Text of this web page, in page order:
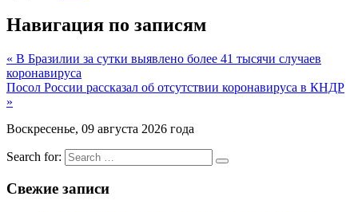
Навигация по записям
« В Бразилии за сутки выявлено более 41 тысячи случаев
коронавируса
Посол России рассказал об отсутствии коронавируса в КНДР
»
Воскресенье, 09 августа 2026 года
Search for:
Свежие записи